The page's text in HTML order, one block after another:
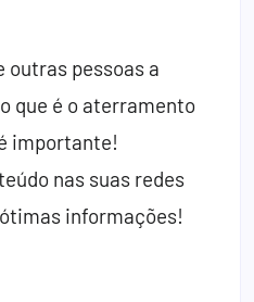
outras pessoas a
que é o aterramento
importante!
nas suas redes
informações!